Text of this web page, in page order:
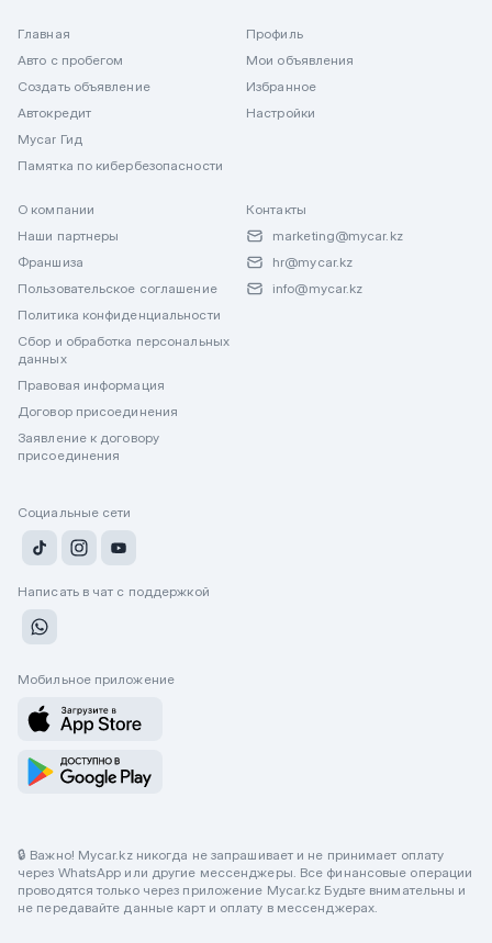
Главная
Авто с пробегом
Создать объявление
Автокредит
Mycar Гид
Памятка по кибербезопасности
Профиль
Мои объявления
Избранное
Настройки
О компании
Наши партнеры
Франшиза
Пользовательское соглашение
Политика конфиденциальности
Сбор и обработка персональных
данных
Правовая информация
Договор присоединения
Заявление к договору
присоединения
Контакты
marketing@mycar.kz
hr@mycar.kz
info@mycar.kz
Социальные сети
Написать в чат с поддержкой
Мобильное приложение
🔒 Важно! Mycar.kz никогда не запрашивает и не принимает оплату
через WhatsApp или другие мессенджеры. Все финансовые операции
проводятся только через приложение Mycar.kz Будьте внимательны и
не передавайте данные карт и оплату в мессенджерах.